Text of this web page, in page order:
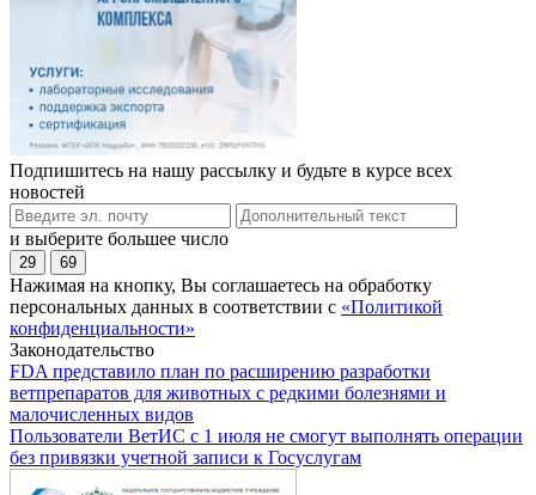
Подпишитесь на нашу рассылку и будьте в курсе всех
новостей
и выберите большее число
29 69
Нажимая на кнопку, Вы соглашаетесь на обработку
персональных данных в соответствии с «Политикой
конфиденциальности»
Законодательство
FDA представило план по расширению разработки
ветпрепаратов для животных с редкими болезнями и
малочисленных видов
Пользователи ВетИС с 1 июля не смогут выполнять операции
без привязки учетной записи к Госуслугам